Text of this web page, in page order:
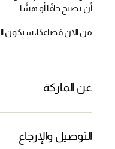
أن يصبح جافًا أو هشًا.
من الآن فصاعدًا، سيكون
عن الماركة
التوصيل والإرجاع